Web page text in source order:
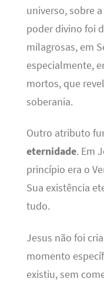
universo, sobre
poder divino foi
milagrosas, em
especialmente,
mortos, que
soberania.
Outro atributo
eternidade. Em
princípio era o
Sua existência
tudo.
Jesus não foi
momento
existiu, sem